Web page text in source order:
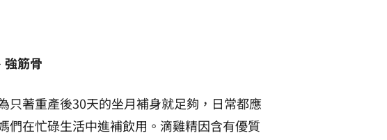
筋骨
只著重產後30天的坐月補身就足夠，日常都應
們在忙碌生活中進補飲用。滴雞精因含有優質